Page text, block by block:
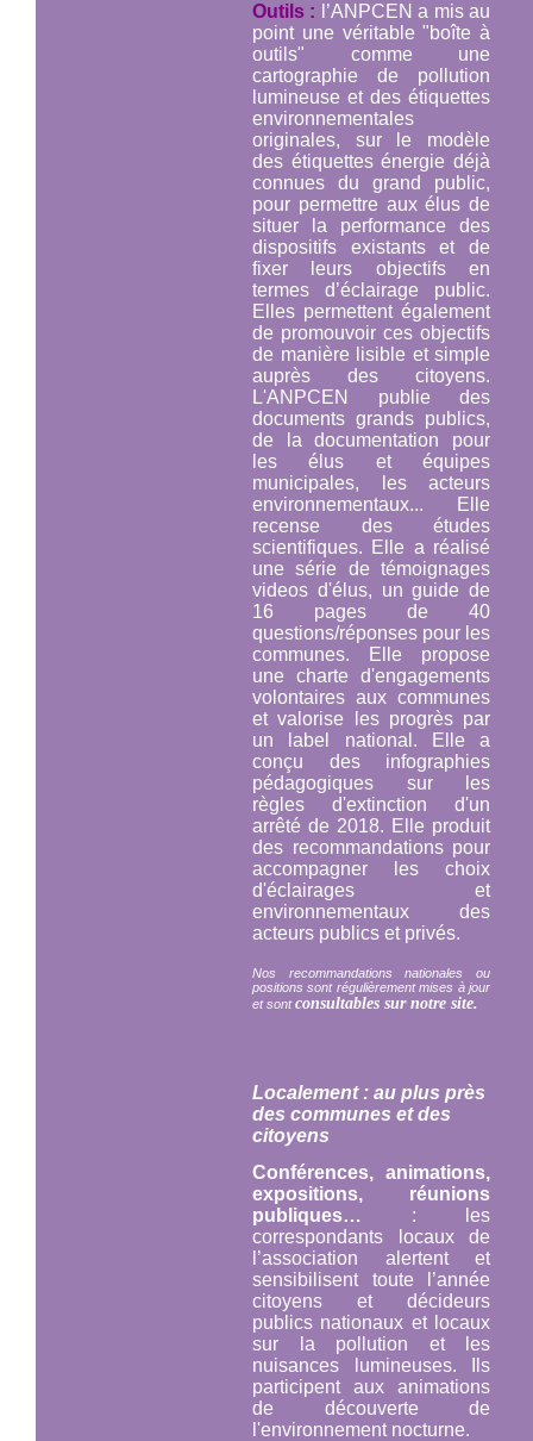
Outils :
l’ANPCEN a mis au
point une véritable "boîte à
outils" comme une
cartographie de pollution
lumineuse et des étiquettes
environnementales
originales, sur le modèle
des étiquettes énergie déjà
connues du grand public,
pour permettre aux élus de
situer la performance des
dispositifs existants et de
fixer leurs objectifs en
termes d’éclairage public.
Elles permettent également
de promouvoir ces objectifs
de manière lisible et simple
auprès des citoyens.
L'ANPCEN publie des
documents grands publics,
de la documentation pour
les élus et équipes
municipales, les acteurs
environnementaux... Elle
recense des études
scientifiques. Elle a réalisé
une série de témoignages
videos d'élus, un guide de
16 pages de 40
questions/réponses pour les
communes. Elle propose
une charte d'engagements
volontaires aux communes
et valorise les progrès par
un label national. Elle a
conçu des infographies
pédagogiques sur les
règles d'extinction d'un
arrêté de 2018. Elle produit
des recommandations pour
accompagner les choix
d'éclairages et
environnementaux des
acteurs publics et privés.
Nos recommandations nationales ou
positions sont régulièrement mises à jour
et sontconsultables sur notre site.
Localement : au plus près
des communes et des
citoyens
Conférences, animations,
expositions, réunions
publiques… : les
correspondants locaux de
l’association alertent et
sensibilisent toute l’année
citoyens et décideurs
publics nationaux et locaux
sur la pollution et les
nuisances lumineuses. Ils
participent aux animations
de découverte de
l'environnement nocturne.